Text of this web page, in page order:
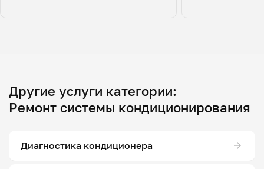
Другие услуги категории:
Ремонт системы кондиционирования
Диагностика кондиционера